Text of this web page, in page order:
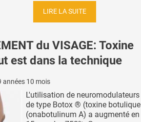
LIRE LA SUITE
du VISAGE: Toxine
est dans la technique
années 10 mois
L'utilisation de neuromodulateurs
de type Botox ® (toxine botulique
(onabotulinum A) a augmenté en